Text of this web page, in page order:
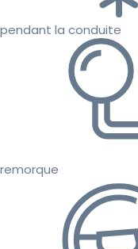
pendant la conduite
remorque